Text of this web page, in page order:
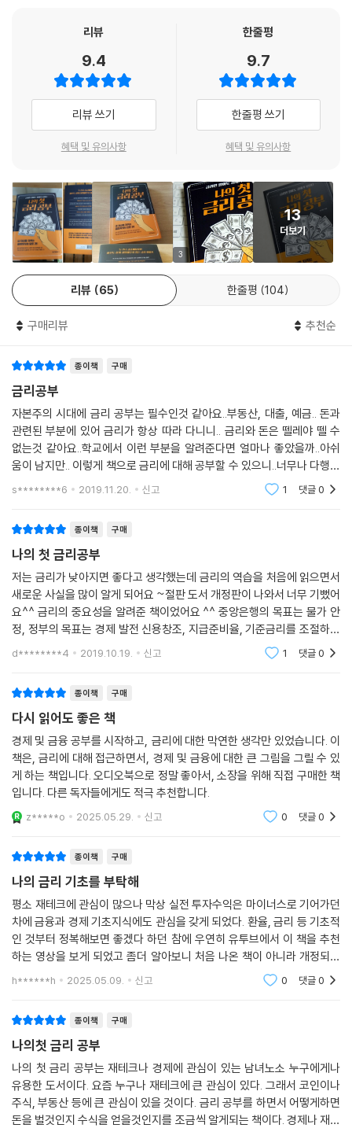
당신은 2가지 게임에 참여할 수 있다. 첫 번째 게임은 단순하다. 참가와 동
시에 당신에게 5만 원이 지급되고 종료된다. 두 번째 게임은 조금 더 복잡
하다. 여기 문 2개가 있다. 하나의 문 뒤에는 현금 100만 원이 당신을 기다
리고 있다. 다른 문 뒤에는 80만 원짜리 참가비 청구서가 놓여 있다. 그렇
다면 당신은 무엇을 선택할 것인가?
주식시장에는 접근하지 않길 바란다. 당신은 안정적인 투자를 추구하는 사
람이므로 주식시장에서 발생할지도 모르는 손해가 생겼을 때의 스트레스
를 감당하기 힘들 수 있다. 그럼에도 사람들은 자신이 직접 주식투자에 나
설 경우 손해보지 않을 수 있다는 근거 없는 자신감을 느끼고 있는 경우가
많다.
--- p.165
A기업의 매출액은 연간 100억 원이다. A기업은 100억 원의 부채가 있으
한다. 회사를 유지할 수야 있겠지만 신규투자는 꿈도 못 꿀 일이다. 하지만
그럭저럭 회사는 유지해나갈 수는 있을 것이다. 그러다가 경제 상황이 조
금 악화되었다. A기업의 매출액은 연간 100억 원으로 동일했지만, 영업이
익률이 1%포인트 하락해 이제는 4%밖에 나오지 않는다. 이자비용은 5%
로 동일하다. 영업이익이 4억 원이니 이자비용은 5억 원을 내기 위해서 부
족한 1억 원은 다시 대출을 받았다. 이렇게 10년이 흘렀다. A기업은 신규투
자를 하지 못하고, 이로 인해 생산성도 향상되지 않았으며, 매출액도 늘어
인한 이자비용은 무시한다). 10년이 지난 현재, 부채는 110억 원이 되었다.
--- p.218
터키는 기준금리 인상이 불가피했다. 통화정책의 최우선 목표는 물가안정
이다. 그것은 무조건적인 물가 하락이 목표가 아니다. 인플레이션보다 더
잡기 어려운 것은 디플레이션이다. 말 그대로 목표는 물가안정이다. 물가
는 적정한 레벨을 계속 유지하거나, 느리게 또는 적정한 속도로 꾸준하게
들이 판단하는 적정 속도보다 훨씬 빠르게 올라가고 있었는데, 통화가치
급락이라는 악재를 또 만나버린 것이다. 그렇다면 일단 물가를 안정시키고
난 뒤, 다시 금리를 인하하든지 하는 카드를 생각할 수밖에 없다.
인플레이션을 초기에 제어하지 못한다면 베네수엘라같이 하이퍼 인플레
이션을 겪을 수 있다. 자국민이 자국통화에 대한 신뢰도가 사라지는 순간
어느 나라라도 하이퍼 인플레이션이 나타날 수 있다. 자국통화를 믿지 못
하게 되면 자국통화를 매도하려고만 하고, 어느새 달러와 같은 국제적으로
통용되는 통화로만 거래하려는 현상이 나타난다.
--- p.312
정책당국이 결정하는 부분이 많은 금리는 정부의 의도만 파악한다면 이해
흐름을 이해해야 한다. 금리의 움직임을 잘 아는 사람은 시장의 자금 움직
임에 능통하고, 자금 움직임에 능통한 사람은 부의 축적 방법도 훤히 꿰뚫
게 되기 때문이다. 자본시장의 뿌리이자 근본인 금리를 알고 경제위기에도
살아남을 수 있는 노하우가 필요하다. 금리라는 큰 숲을 통해 자본시장을
알고 주식과 채권·실물자산 등 다양한 투자대상 중에서 자신에게 맞는 적
리뷰
9.4
리뷰 쓰기
혜택 및 유의사항
한줄평
9.7
한줄평 쓰기
혜택 및 유의사항
3
13
더보기
리뷰 65 한줄평 104
구매리뷰 추천순
종이책 구매
금리공부
자본주의 시대에 금리 공부는 필수인것 같아요..부동산, 대출, 예금.. 돈과
관련된 부분에 있어 금리가 항상 따라 다니니.. 금리와 돈은 뗄레야 뗄 수
없는것 같아요..학교에서 이런 부분을 알려준다면 얼마나 좋았을까..아쉬
움이 남지만.. 이렇게 책으로 금리에 대해 공부할 수 있으니..너무나 다행이
라 생각합니다..이 책으로 금리 공부 열심히 해서..저희 아이에게 잘 교육
s********6 2019.11.20. 신고 1 댓글0
종이책 구매
나의 첫 금리공부
저는 금리가 낮아지면 좋다고 생각했는데 금리의 역습을 처음에 읽으면서
새로운 사실을 많이 알게 되어요 ~절판 도서 개정판이 나와서 너무 기뻤어
요^^ 금리의 중요성을 알려준 책이었어요 ^^ 중앙은행의 목표는 물가 안
정, 정부의 목표는 경제 발전 신용창조, 지급준비율, 기준금리를 조절하는
이유도 알게 되었어요 ~ 우리나라의 엔캐리 트레이드, 와타나베 부인되어
d********4 2019.10.19. 신고 1 댓글0
종이책 구매
다시 읽어도 좋은 책
경제 및 금융 공부를 시작하고, 금리에 대한 막연한 생각만 있었습니다. 이
책은, 금리에 대해 접근하면서, 경제 및 금융에 대한 큰 그림을 그릴 수 있
게 하는 책입니다. 오디오북으로 정말 좋아서, 소장을 위해 직접 구매한 책
입니다. 다른 독자들에게도 적극 추천합니다.
z*****o 2025.05.29. 신고 0 댓글0
종이책 구매
나의 금리 기초를 부탁해
평소 재테크에 관심이 많으나 막상 실전 투자수익은 마이너스로 기어가던
차에 금융과 경제 기초지식에도 관심을 갖게 되었다. 환율, 금리 등 기초적
인 것부터 정복해보면 좋겠다 하던 참에 우연히 유투브에서 이 책을 추천
하는 영상을 보게 되었고 좀더 알아보니 처음 나온 책이 아니라 개정되어
나온 검증된 책임을 알게 되어 구매하게 되었다. 아직 다 읽지는 못 했지만
h******h 2025.05.09. 신고 0 댓글0
종이책 구매
나의첫 금리 공부
나의 첫 금리 공부는 재테크나 경제에 관심이 있는 남녀노소 누구에게나
유용한 도서이다. 요즘 누구나 재테크에 큰 관심이 있다. 그래서 코인이나
주식, 부동산 등에 큰 관심이 있을 것이다. 금리 공부를 하면서 어떻게하면
돈을 벌것인지 수식을 얻을것인지를 조금씩 알게되는 책이다. 경제나 재테